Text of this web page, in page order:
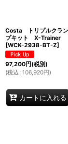
Costa トリプルクラン
プキット X-Trainer
[WCK-2938-BT-Z]
97,200円(税別)
(税込 : 106,920円)
カートに入れる